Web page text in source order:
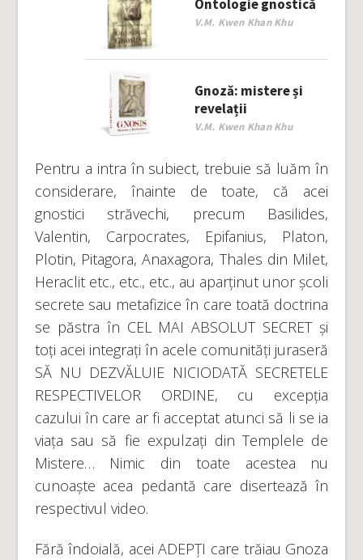
Ontologie gnostică
V.M. Kwen Khan Khu
Gnoză: mistere și
revelații
V.M. Kwen Khan Khu
Pentru a intra în subiect, trebuie să luăm în
considerare, înainte de toate, că acei
gnostici străvechi, precum Basilides,
Valentin, Carpocrates, Epifanius, Platon,
Plotin, Pitagora, Anaxagora, Thales din Milet,
Heraclit etc., etc., etc., au aparținut unor școli
secrete sau metafizice în care toată doctrina
se păstra în CEL MAI ABSOLUT SECRET și
toți acei integrați în acele comunități juraseră
SĂ NU DEZVĂLUIE NICIODATĂ SECRETELE
RESPECTIVELOR ORDINE, cu excepția
cazului în care ar fi acceptat atunci să li se ia
viața sau să fie expulzați din Templele de
Mistere… Nimic din toate acestea nu
cunoaște acea pedantă care disertează în
respectivul video.
Fără îndoială, acei ADEPȚI care trăiau Gnoza